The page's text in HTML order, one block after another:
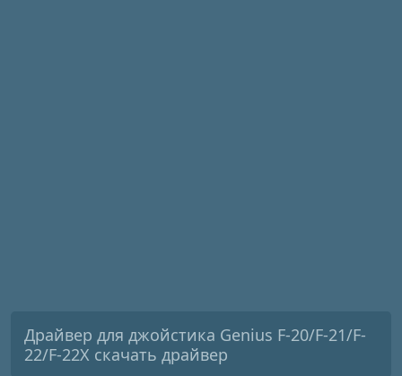
Драйвер для джойстика Genius F-20/F-21/F-
22/F-22X скачать драйвер